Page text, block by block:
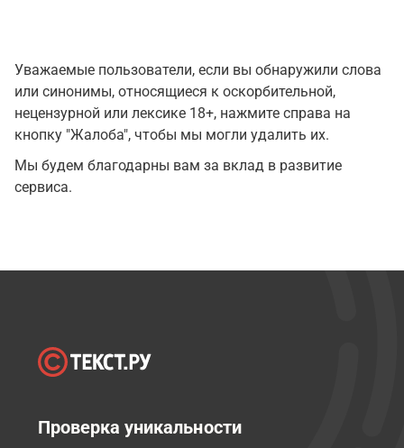
Уважаемые пользователи, если вы обнаружили слова
или синонимы, относящиеся к оскорбительной,
нецензурной или лексике 18+, нажмите справа на
кнопку "Жалоба", чтобы мы могли удалить их.
Мы будем благодарны вам за вклад в развитие
сервиса.
Проверка уникальности